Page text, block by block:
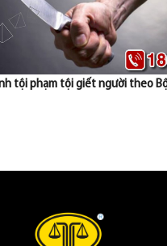
tội phạm tội giết người theo